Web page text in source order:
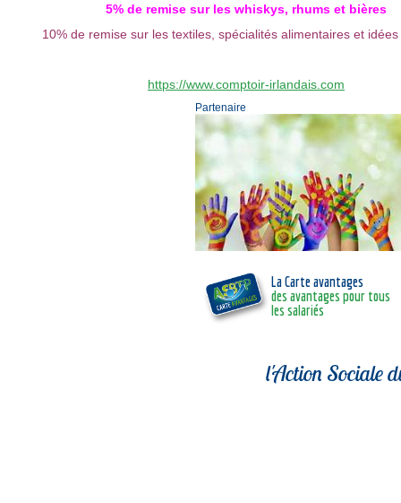
5% de remise sur les whiskys, rhums et bières
10% de remise sur les textiles, spécialités alimentaires et
https://www.comptoir-irlandais.com
Partenaire
La Carte avantages
des avantages pour tous
les salariés
l'Action Sociale